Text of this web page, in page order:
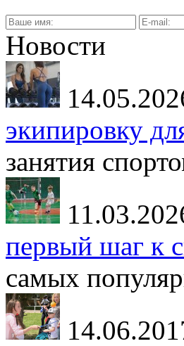
Новости
экипировку
занятия
первый шаг к
самых